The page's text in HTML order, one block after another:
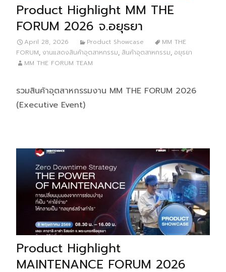
Product Highlight MM THE
FORUM 2026 จ.อยุธยา
April 28, 2026 Product Showcase
MM THE
FORUM, งานแสดงสินค้าอุตสาหกรรม, สินค้าอุตสาหกรรม, อยุธยา
MM THE FORUM TEAM
รวมสินค้าอุตสาหกรรมงาน MM THE FORUM 2026
(Executive Event)
Product Highlight
MAINTENANCE FORUM 2026